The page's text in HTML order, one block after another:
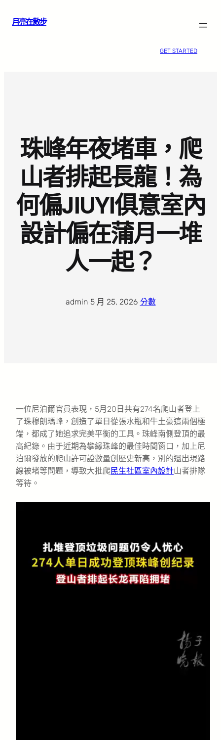
月亮在散步
GET STARTED
珠峰年夜堵車，爬
山者排起長龍！為
何偏JIUYI俱意室內
設計偏在蒲月一堆
人一起？
admin· 5 月 25, 2026· 分數
一位尼泊爾官員表現，5月20日共有274名爬山者登上
了珠穆朗瑪峰，創造了單日從張水瓶和牛土豪這兩個極
端，都成了她追求完美平衡的工具。珠峰南側登頂的最
高紀錄。由于近期為攀緣珠峰的最佳時間窗口，加上尼
泊爾發放的爬山許可證數量創歷史新高，別的還出現路
線被堵等問題，導致大批爬 民生社區室內設計山者排隊
等待。